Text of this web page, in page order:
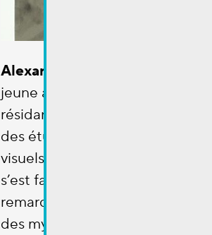
Alexandra Uppman
jeune artiste d’origine finlandaise
résidant au Luxembourg. Après
des études et un master en arts
visuels à l’ERG de Bruxelles, elle
s’est fait connaître par ses
remarquables fresques inspirées
des mystérieuses forêts